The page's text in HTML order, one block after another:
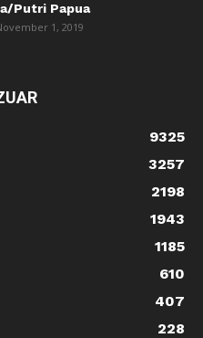
Putri Papua
1, 2019
9325
3257
2198
1943
1185
610
407
228